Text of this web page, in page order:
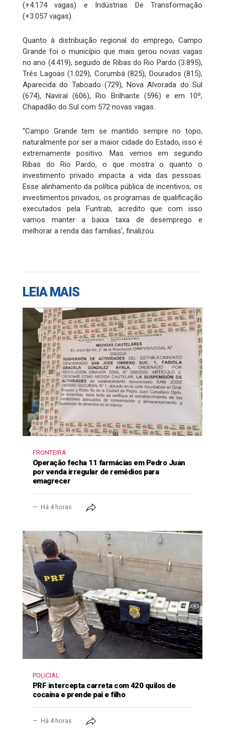
(+4.174 vagas) e Indústrias De Transformação
(+3.057 vagas).
Quanto à distribuição regional do emprego, Campo
Grande foi o município que mais gerou novas vagas
no ano (4.419), seguido de Ribas do Rio Pardo (3.895),
Três Lagoas (1.029), Corumbá (825), Dourados (815),
Aparecida do Taboado (729), Nova Alvorada do Sul
(674), Naviraí (606), Rio Brilhante (596) e em 10º,
Chapadão do Sul com 572 novas vagas.
“Campo Grande tem se mantido sempre no topo,
naturalmente por ser a maior cidade do Estado, isso é
extremamente positivo. Mas vemos em segundo
Ribas do Rio Pardo, o que mostra o quanto o
investimento privado impacta a vida das pessoas.
Esse alinhamento da política pública de incentivos, os
investimentos privados, os programas de qualificação
executados pela Funtrab, acredito que com isso
vamos manter a baixa taxa de desemprego e
melhorar a renda das famílias', finalizou.
LEIA MAIS
FRONTEIRA
Operação fecha 11 farmácias em Pedro Juan
por venda irregular de remédios para
emagrecer
Há 4 horas
POLICIAL
PRF intercepta carreta com 420 quilos de
cocaína e prende pai e filho
Há 4 horas